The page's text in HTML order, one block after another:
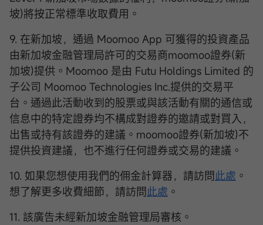
坡)將按正常標準收取費用。
9. 在新加坡，通過 Moomoo App 可獲得的投資產品
由新加坡金融管理局許可的交易商moomoo證券(新
加坡)提供。Moomoo 是由 Futu Holdings Limited 的
子公司 Moomoo Technologies Inc.提供的交易平
台。通過此活動收到的股票或與該活動有關的通信或
信息中的特定證券均不構成對證券的邀請或對買入，
出售或持有該證券的建議。moomoo證券(新加坡)不
提供投資建議，也不進行任何證券或交易的建議。
10. 如果您想使用我們的佣金計算器，請訪問此處 。
想了解更多收費細節，請訪問此處 。
11. 該廣告未經新加坡金融管理局審核。